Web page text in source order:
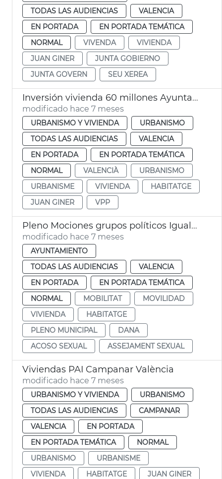
TODAS LAS AUDIENCIAS
VALENCIA
EN PORTADA
EN PORTADA TEMÁTICA
NORMAL
VIVENDA
VIVIENDA
JUAN GINER
JUNTA GOBIERNO
JUNTA GOVERN
SEU XEREA
Inversión vivienda 60 millones Ayuntamiento València
modificado hace 7 meses
URBANISMO Y VIVIENDA
URBANISMO
TODAS LAS AUDIENCIAS
VALENCIA
EN PORTADA
EN PORTADA TEMÁTICA
NORMAL
VALENCIÀ
URBANISMO
URBANISME
VIVIENDA
HABITATGE
JUAN GINER
VPP
Pleno Mociones grupos políticos Igualdad Movilidad
modificado hace 7 meses
AYUNTAMIENTO
TODAS LAS AUDIENCIAS
VALENCIA
EN PORTADA
EN PORTADA TEMÁTICA
NORMAL
MOBILITAT
MOVILIDAD
VIVIENDA
HABITATGE
PLENO MUNICIPAL
DANA
ACOSO SEXUAL
ASSEJAMENT SEXUAL
Viviendas PAI Campanar València
modificado hace 7 meses
URBANISMO Y VIVIENDA
URBANISMO
TODAS LAS AUDIENCIAS
CAMPANAR
VALENCIA
EN PORTADA
EN PORTADA TEMÁTICA
NORMAL
URBANISMO
URBANISME
VIVIENDA
HABITATGE
JUAN GINER